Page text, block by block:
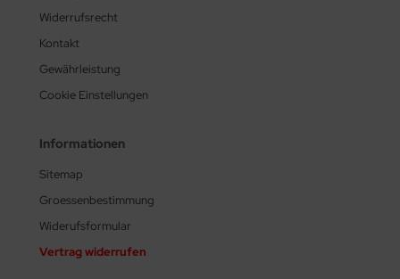
Widerrufsrecht
Kontakt
Gewährleistung
Cookie Einstellungen
Informationen
Sitemap
Groessenbestimmung
Widerufsformular
Vertrag widerrufen